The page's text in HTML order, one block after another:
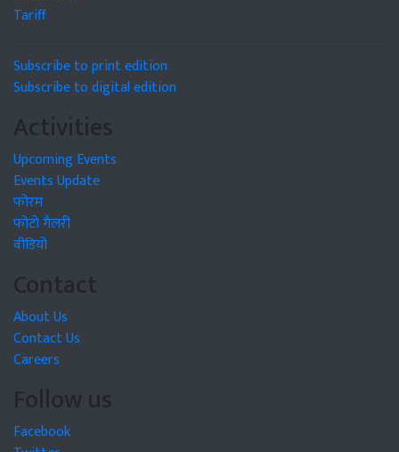
Tariff
Subscribe to print edition
Subscribe to digital edition
Activities
Upcoming Events
Events Update
फोरम
फोटो गैलरी
वीडियो
Contact
About Us
Contact Us
Careers
Follow us
Facebook